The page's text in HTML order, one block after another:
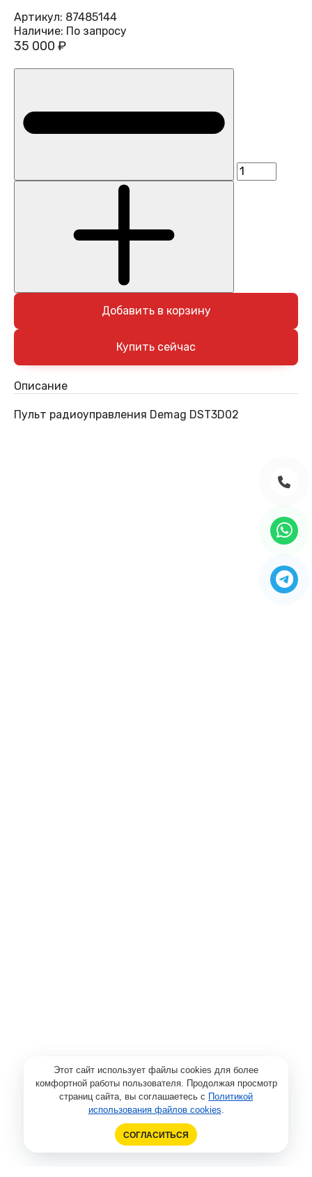
Артикул: 87485144
Наличие: По запросу
35 000 ₽
Добавить в корзину
Описание
Пульт радиоуправления Demag DST3D02
Этот сайт использует файлы cookies для более
комфортной работы пользователя. Продолжая просмотр
страниц сайта, вы соглашаетесь с Политикой
использования файлов cookies.
СОГЛАСИТЬСЯ